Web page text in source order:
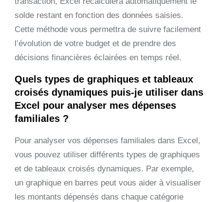
solde restant en fonction des données saisies.
Cette méthode vous permettra de suivre facilement
l’évolution de votre budget et de prendre des
décisions financières éclairées en temps réel.
Quels types de graphiques et tableaux
croisés dynamiques puis-je utiliser dans
Excel pour analyser mes dépenses
familiales ?
Pour analyser vos dépenses familiales dans Excel,
vous pouvez utiliser différents types de graphiques
et de tableaux croisés dynamiques. Par exemple,
un graphique en barres peut vous aider à visualiser
les montants dépensés dans chaque catégorie